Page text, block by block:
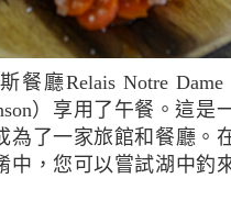
）享用了午餐。這是
為了一家旅館和餐廳。
中，您可以嘗試湖中釣